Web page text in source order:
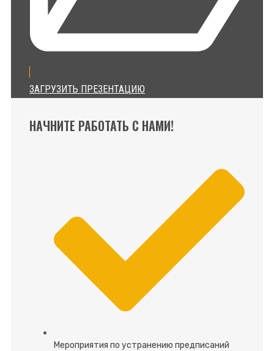
ЗАГРУЗИТЬ ПРЕЗЕНТАЦИЮ
НАЧНИТЕ РАБОТАТЬ С НАМИ!
Мероприятия по устранению предписаний